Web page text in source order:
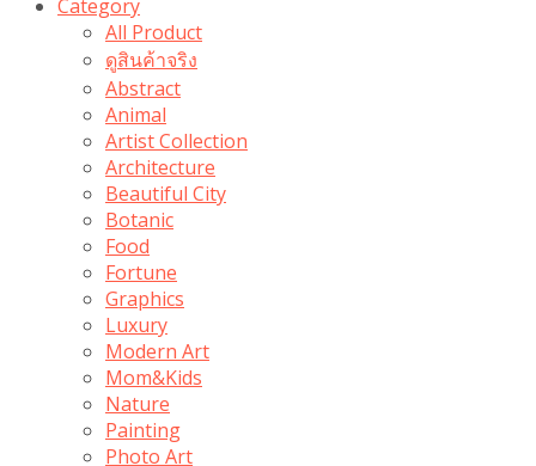
Category
All Product
ดูสินค้าจริง
Abstract
Animal
Artist Collection
Architecture
Beautiful City
Botanic
Food
Fortune
Graphics
Luxury
Modern Art
Mom&Kids
Nature
Painting
Photo Art